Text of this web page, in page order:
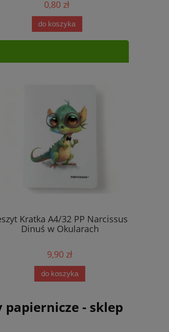
0,80 zł
do koszyka
Kratka A4/32 PP Narcissus
Dinuś w Okularach
9,90 zł
do koszyka
- sklep